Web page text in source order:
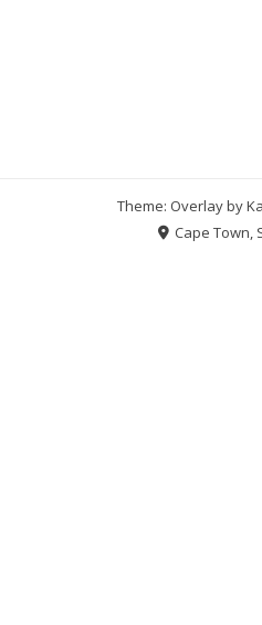
Theme: Overlay by
Cape Town,